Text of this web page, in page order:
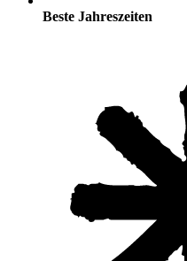
Beste Jahreszeiten